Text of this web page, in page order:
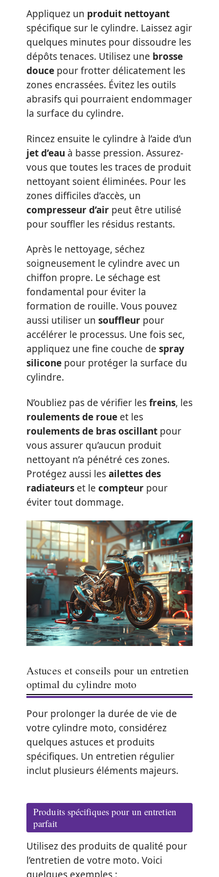
Appliquez un produit nettoyant
spécifique sur le cylindre. Laissez agir
quelques minutes pour dissoudre les
dépôts tenaces. Utilisez une brosse
douce pour frotter délicatement les
zones encrassées. Évitez les outils
abrasifs qui pourraient endommager
la surface du cylindre.
Rincez ensuite le cylindre à l’aide d’un
jet d’eau à basse pression. Assurez-
vous que toutes les traces de produit
nettoyant soient éliminées. Pour les
zones difficiles d’accès, un
compresseur d’air peut être utilisé
pour souffler les résidus restants.
Après le nettoyage, séchez
soigneusement le cylindre avec un
chiffon propre. Le séchage est
fondamental pour éviter la
formation de rouille. Vous pouvez
aussi utiliser un souffleur pour
accélérer le processus. Une fois sec,
appliquez une fine couche de spray
silicone pour protéger la surface du
cylindre.
N’oubliez pas de vérifier lesfreins, les
roulements de roue et les
roulements de bras oscillant pour
vous assurer qu’aucun produit
nettoyant n’a pénétré ces zones.
Protégez aussi lesailettes des
radiateurs et le compteur pour
éviter tout dommage.
Astuces et conseils pour un entretien
optimal du cylindre moto
Pour prolonger la durée de vie de
votre cylindre moto, considérez
quelques astuces et produits
spécifiques. Un entretien régulier
inclut plusieurs éléments majeurs.
Produits spécifiques pour un entretien
parfait
Utilisez des produits de qualité pour
l’entretien de votre moto. Voici
quelques exemples :